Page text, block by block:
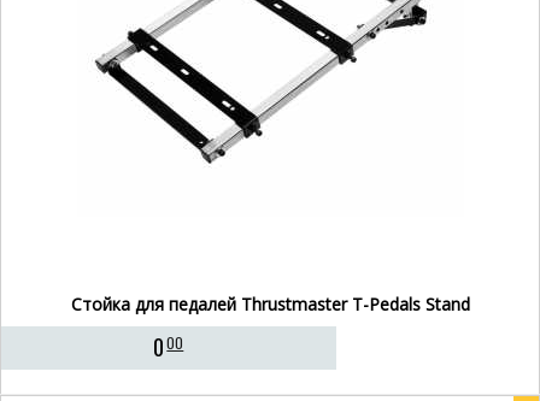
Стойка для педалей Thrustmaster T-Pedals Stand
000